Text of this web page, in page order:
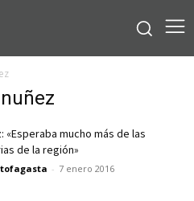
«Esperaba mucho más de las
de la región»
- 7 enero 2016